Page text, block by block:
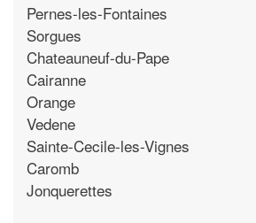
Pernes-les-Fontaines
Sorgues
Chateauneuf-du-Pape
Cairanne
Orange
Vedene
Sainte-Cecile-les-Vignes
Caromb
Jonquerettes